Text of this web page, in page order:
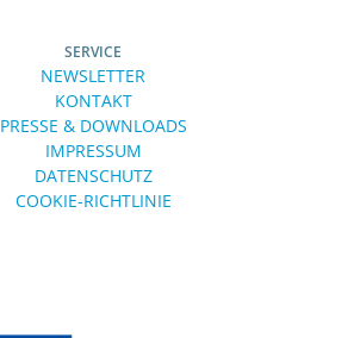
SERVICE
NEWSLETTER
KONTAKT
PRESSE & DOWNLOADS
IMPRESSUM
DATENSCHUTZ
COOKIE-RICHTLINIE